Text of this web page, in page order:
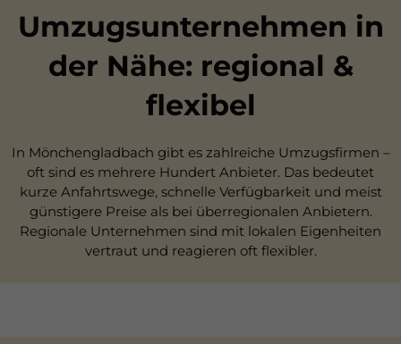
Umzugsunternehmen in
der Nähe: regional &
flexibel
In Mönchengladbach gibt es zahlreiche Umzugsfirmen –
oft sind es mehrere Hundert Anbieter. Das bedeutet
kurze Anfahrtswege, schnelle Verfügbarkeit und meist
günstigere Preise als bei überregionalen Anbietern.
Regionale Unternehmen sind mit lokalen Eigenheiten
vertraut und reagieren oft flexibler.